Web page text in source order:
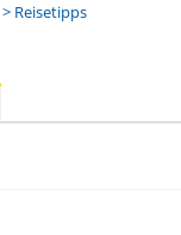
> Reisetipps